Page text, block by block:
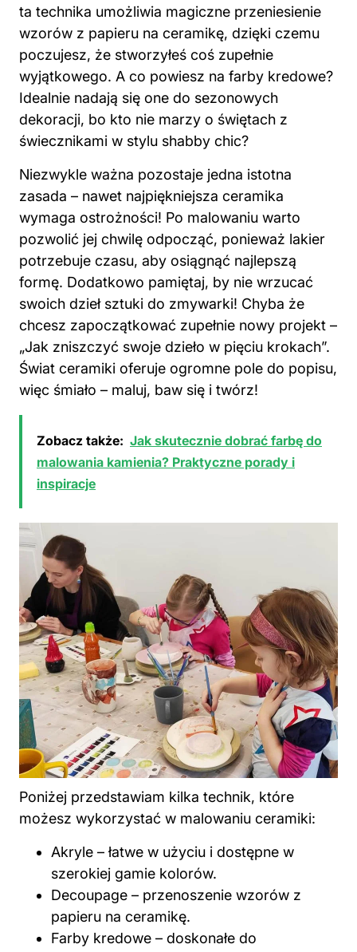
ta technika umożliwia magiczne przeniesienie
wzorów z papieru na ceramikę, dzięki czemu
poczujesz, że stworzyłeś coś zupełnie
wyjątkowego. A co powiesz na farby kredowe?
Idealnie nadają się one do sezonowych
dekoracji, bo kto nie marzy o świętach z
świecznikami w stylu shabby chic?
Niezwykle ważna pozostaje jedna istotna
zasada – nawet najpiękniejsza ceramika
wymaga ostrożności! Po malowaniu warto
pozwolić jej chwilę odpocząć, ponieważ lakier
potrzebuje czasu, aby osiągnąć najlepszą
formę. Dodatkowo pamiętaj, by nie wrzucać
swoich dzieł sztuki do zmywarki! Chyba że
chcesz zapoczątkować zupełnie nowy projekt –
„Jak zniszczyć swoje dzieło w pięciu krokach”.
Świat ceramiki oferuje ogromne pole do popisu,
więc śmiało – maluj, baw się i twórz!
Zobacz także: Jak skutecznie dobrać farbę do
malowania kamienia? Praktyczne porady i
inspiracje
Poniżej przedstawiam kilka technik, które
możesz wykorzystać w malowaniu ceramiki:
Akryle – łatwe w użyciu i dostępne w
szerokiej gamie kolorów.
Decoupage – przenoszenie wzorów z
papieru na ceramikę.
Farby kredowe – doskonałe do